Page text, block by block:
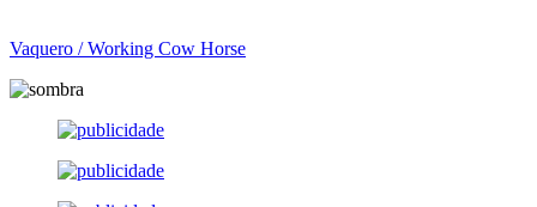
Vaquero / Working Cow Horse